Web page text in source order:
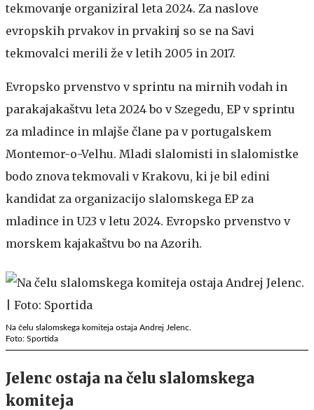
tekmovanje organiziral leta 2024. Za naslove
evropskih prvakov in prvakinj so se na Savi
tekmovalci merili že v letih 2005 in 2017.
Evropsko prvenstvo v sprintu na mirnih vodah in
parakajakaštvu leta 2024 bo v Szegedu, EP v sprintu
za mladince in mlajše člane pa v portugalskem
Montemor-o-Velhu. Mladi slalomisti in slalomistke
bodo znova tekmovali v Krakovu, ki je bil edini
kandidat za organizacijo slalomskega EP za
mladince in U23 v letu 2024. Evropsko prvenstvo v
morskem kajakaštvu bo na Azorih.
Na čelu slalomskega komiteja ostaja Andrej Jelenc.
Foto: Sportida
Jelenc ostaja na čelu slalomskega
komiteja